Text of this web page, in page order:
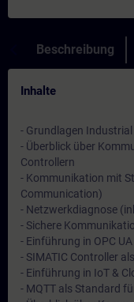
Beschreibung
Inhalte
- Grundlagen
- Überblick über
Controllern
- Kommunikation mit
Communication)
- Netzwerkdiagnose
- Sichere
- Einführung in OPC UA
- SIMATIC Controller
- Einführung in IoT &
- MQTT als Standard